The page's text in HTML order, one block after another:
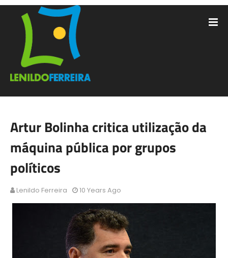
Artur Bolinha critica utilização da
máquina pública por grupos
políticos
Lenildo Ferreira 10 Years Ago